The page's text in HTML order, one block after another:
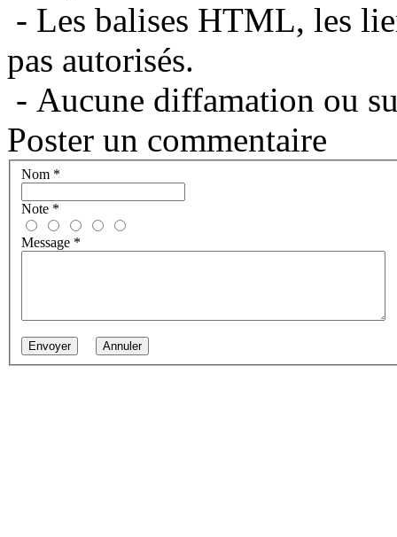
- Les balises HTML, les
pas autorisés.
- Aucune diffamation ou
Poster un commentaire
Nom *
Note *
Message *